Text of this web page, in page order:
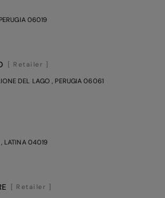
06019
[ Retailer ]
DEL LAGO, PERUGIA 06061
, LATINA04019
[ Retailer ]